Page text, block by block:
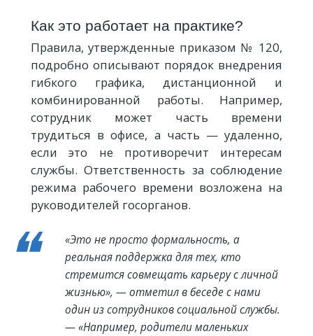
Как это работает на практике?
Правила, утвержденные приказом № 120,
подробно описывают порядок внедрения
гибкого графика, дистанционной и
комбинированной работы. Например,
сотрудник может часть времени
трудиться в офисе, а часть — удаленно,
если это не противоречит интересам
службы. Ответственность за соблюдение
режима рабочего времени возложена на
руководителей госорганов.
«Это не просто формальность, а
реальная поддержка для тех, кто
стремится совмещать карьеру с личной
жизнью», — отметил в беседе с нами
один из сотрудников социальной службы.
— «Например, родители маленьких